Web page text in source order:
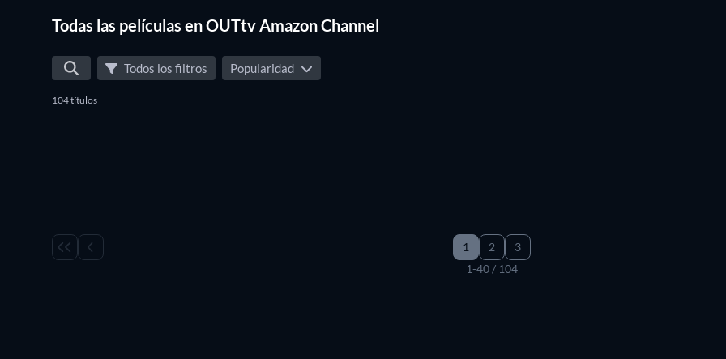
Todas las películas en OUTtv Amazon Channel
Todos los filtros Popularidad
104 títulos
1 2
3
1-40 / 104